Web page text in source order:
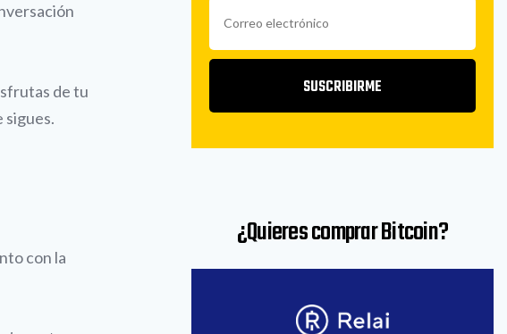
de tu
sigues.
con la
SUSCRIBIRME
¿Quieres comprar Bitcoin?